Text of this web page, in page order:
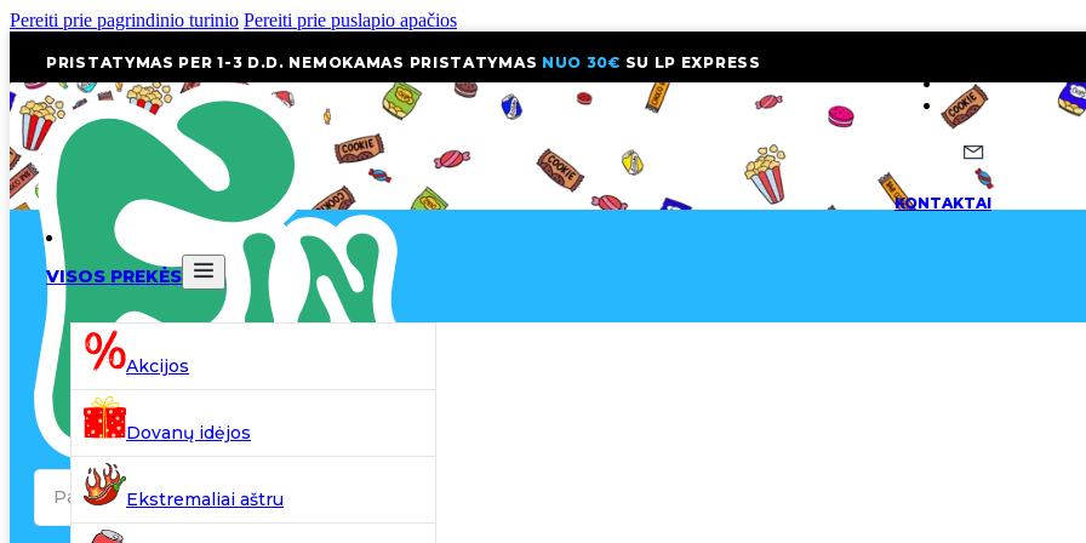
Pereiti prie pagrindinio turinio Pereiti prie puslapio apačios
PRISTATYMAS PER 1-3 D.D. NEMOKAMAS PRISTATYMAS NUO 30€ SU LP EXPRESS
KONTAKTAI
Search
VISOS PREKĖS
Akcijos
Dovanų idėjos
Ekstremaliai aštru